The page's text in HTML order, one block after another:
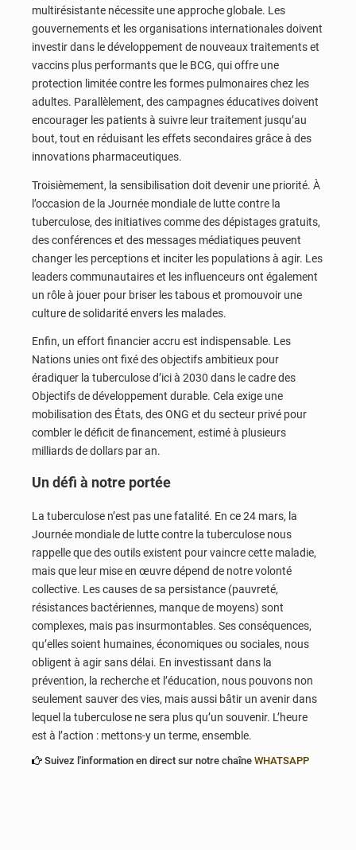
multirésistante nécessite une approche globale. Les
gouvernements et les organisations internationales doivent
investir dans le développement de nouveaux traitements et
vaccins plus performants que le BCG, qui offre une
protection limitée contre les formes pulmonaires chez les
adultes. Parallèlement, des campagnes éducatives doivent
encourager les patients à suivre leur traitement jusqu’au
bout, tout en réduisant les effets secondaires grâce à des
innovations pharmaceutiques.
Troisièmement, la sensibilisation doit devenir une priorité. À
l’occasion de la Journée mondiale de lutte contre la
tuberculose, des initiatives comme des dépistages gratuits,
des conférences et des messages médiatiques peuvent
changer les perceptions et inciter les populations à agir. Les
leaders communautaires et les influenceurs ont également
un rôle à jouer pour briser les tabous et promouvoir une
culture de solidarité envers les malades.
Enfin, un effort financier accru est indispensable. Les
Nations unies ont fixé des objectifs ambitieux pour
éradiquer la tuberculose d’ici à 2030 dans le cadre des
Objectifs de développement durable. Cela exige une
mobilisation des États, des ONG et du secteur privé pour
combler le déficit de financement, estimé à plusieurs
milliards de dollars par an.
Un défi à notre portée
La tuberculose n’est pas une fatalité. En ce 24 mars, la
Journée mondiale de lutte contre la tuberculose nous
rappelle que des outils existent pour vaincre cette maladie,
mais que leur mise en œuvre dépend de notre volonté
collective. Les causes de sa persistance (pauvreté,
résistances bactériennes, manque de moyens) sont
complexes, mais pas insurmontables. Ses conséquences,
qu’elles soient humaines, économiques ou sociales, nous
obligent à agir sans délai. En investissant dans la
prévention, la recherche et l’éducation, nous pouvons non
seulement sauver des vies, mais aussi bâtir un avenir dans
lequel la tuberculose ne sera plus qu’un souvenir. L’heure
est à l’action : mettons-y un terme, ensemble.
Suivez l'information en direct sur notre chaîne WHATSAPP